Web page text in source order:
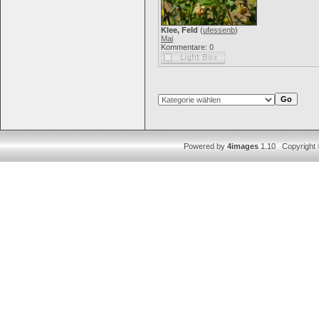
Klee, Feld (ufessenb)
Mai
Kommentare: 0
Powered by4images1.10 Copyright